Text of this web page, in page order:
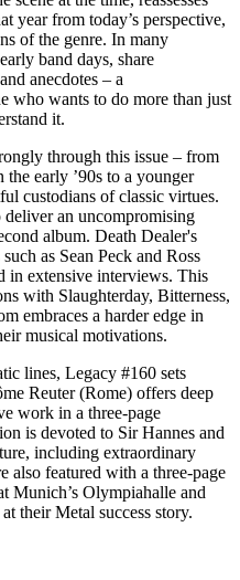
year from today’s perspective,
of the genre. In many
band days, share
anecdotes – a
who wants to do more than just
it.
through this issue – from
early ’90s to a younger
custodians of classic virtues.
an uncompromising
album. Death Dealer's
as Sean Peck and Ross
in extensive interviews. This
with Slaughterday, Bitterness,
embraces a harder edge in
musical motivations.
lines, Legacy #160 sets
Reuter (Rome) offers deep
work in a three-page
is devoted to Sir Hannes and
including extraordinary
also featured with a three-page
Munich’s Olympiahalle and
their Metal success story.